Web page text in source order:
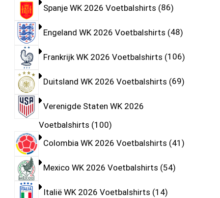
Spanje WK 2026 Voetbalshirts 86
Engeland WK 2026 Voetbalshirts 48
Frankrijk WK 2026 Voetbalshirts 106
Duitsland WK 2026 Voetbalshirts 69
Verenigde Staten WK 2026
Voetbalshirts 100
Colombia WK 2026 Voetbalshirts 41
Mexico WK 2026 Voetbalshirts 54
Italië WK 2026 Voetbalshirts 14